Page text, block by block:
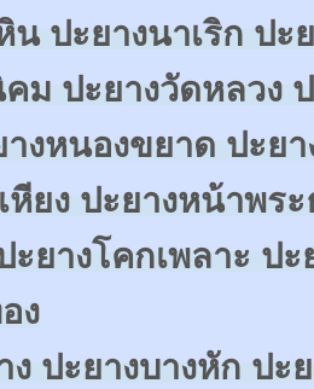
น ปะยางนาเริก ป
ม ปะยางวัดหลวง
งหนองขยาด ปะย
หียง ปะยางหน้าพร
ยางโคกเพลาะ ปะ
ง
ง ปะยางบางหัก ปะ